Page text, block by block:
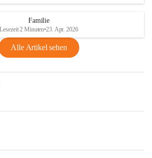
Familie
Lesezeit 2 Minuten•23. Apr. 2026
Alle Artikel sehen